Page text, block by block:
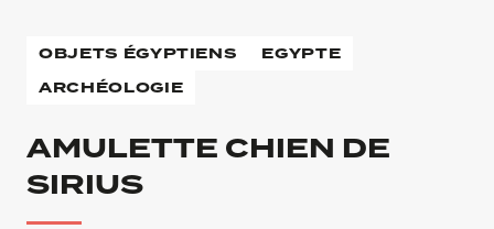
OBJETS ÉGYPTIENS
EGYPTE
ARCHÉOLOGIE
AMULETTE CHIEN DE
SIRIUS